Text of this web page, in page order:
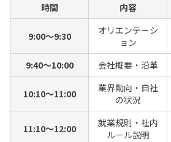
時間 内容
9:00～9:30
オリエンテーシ
ョン
9:40～10:00 会社概要・沿革
10:10～11:00
業界動向・自社
の状況
11:10～12:00
就業規則・社内
ルール説明